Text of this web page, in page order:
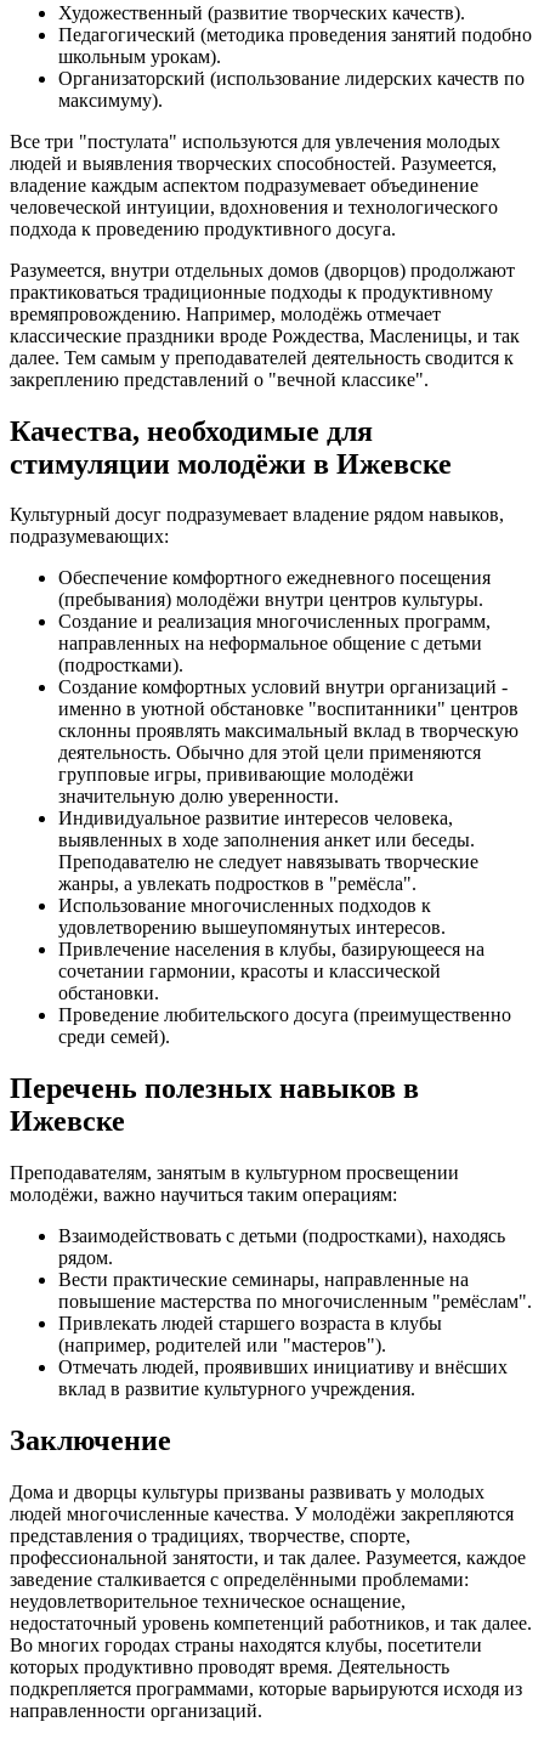
Художественный (развитие творческих качеств).
Педагогический (методика проведения занятий подобно
школьным урокам).
Организаторский (использование лидерских качеств по
максимуму).
Все три "постулата" используются для увлечения молодых
людей и выявления творческих способностей. Разумеется,
владение каждым аспектом подразумевает объединение
человеческой интуиции, вдохновения и технологического
подхода к проведению продуктивного досуга.
Разумеется, внутри отдельных домов (дворцов) продолжают
практиковаться традиционные подходы к продуктивному
времяпровождению. Например, молодёжь отмечает
классические праздники вроде Рождества, Масленицы, и так
далее. Тем самым у преподавателей деятельность сводится к
закреплению представлений о "вечной классике".
Качества, необходимые для
стимуляции молодёжи в Ижевске
Культурный досуг подразумевает владение рядом навыков,
подразумевающих:
Обеспечение комфортного ежедневного посещения
(пребывания) молодёжи внутри центров культуры.
Создание и реализация многочисленных программ,
направленных на неформальное общение с детьми
(подростками).
Создание комфортных условий внутри организаций -
именно в уютной обстановке "воспитанники" центров
склонны проявлять максимальный вклад в творческую
деятельность. Обычно для этой цели применяются
групповые игры, прививающие молодёжи
значительную долю уверенности.
Индивидуальное развитие интересов человека,
выявленных в ходе заполнения анкет или беседы.
Преподавателю не следует навязывать творческие
жанры, а увлекать подростков в "ремёсла".
Использование многочисленных подходов к
удовлетворению вышеупомянутых интересов.
Привлечение населения в клубы, базирующееся на
сочетании гармонии, красоты и классической
обстановки.
Проведение любительского досуга (преимущественно
среди семей).
Перечень полезных навыков в
Ижевске
Преподавателям, занятым в культурном просвещении
молодёжи, важно научиться таким операциям:
Взаимодействовать с детьми (подростками), находясь
рядом.
Вести практические семинары, направленные на
повышение мастерства по многочисленным "ремёслам".
Привлекать людей старшего возраста в клубы
(например, родителей или "мастеров").
Отмечать людей, проявивших инициативу и внёсших
вклад в развитие культурного учреждения.
Заключение
Дома и дворцы культуры призваны развивать у молодых
людей многочисленные качества. У молодёжи закрепляются
представления о традициях, творчестве, спорте,
профессиональной занятости, и так далее. Разумеется, каждое
заведение сталкивается с определёнными проблемами:
неудовлетворительное техническое оснащение,
недостаточный уровень компетенций работников, и так далее.
Во многих городах страны находятся клубы, посетители
которых продуктивно проводят время. Деятельность
подкрепляется программами, которые варьируются исходя из
направленности организаций.